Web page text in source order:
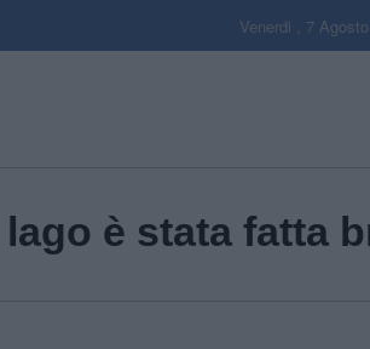
Venerdi , 7
è stata fatta